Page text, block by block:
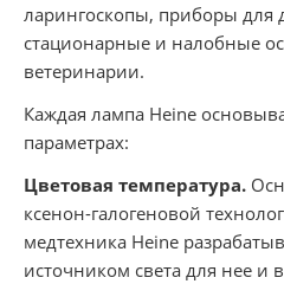
ларингоскопы, приборы для
стационарные и налобные
ветеринарии.
Каждая лампа Heine
параметрах:
Цветовая температура.
ксенон-галогеновой
медтехника Heine
источником света для нее и